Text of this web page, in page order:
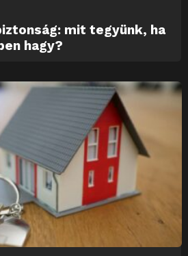
mit tegyünk, ha
hagy?